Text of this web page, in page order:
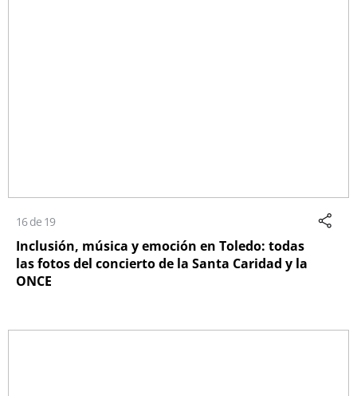
16 de 19
Inclusión, música y emoción en Toledo: todas
las fotos del concierto de la Santa Caridad y la
ONCE